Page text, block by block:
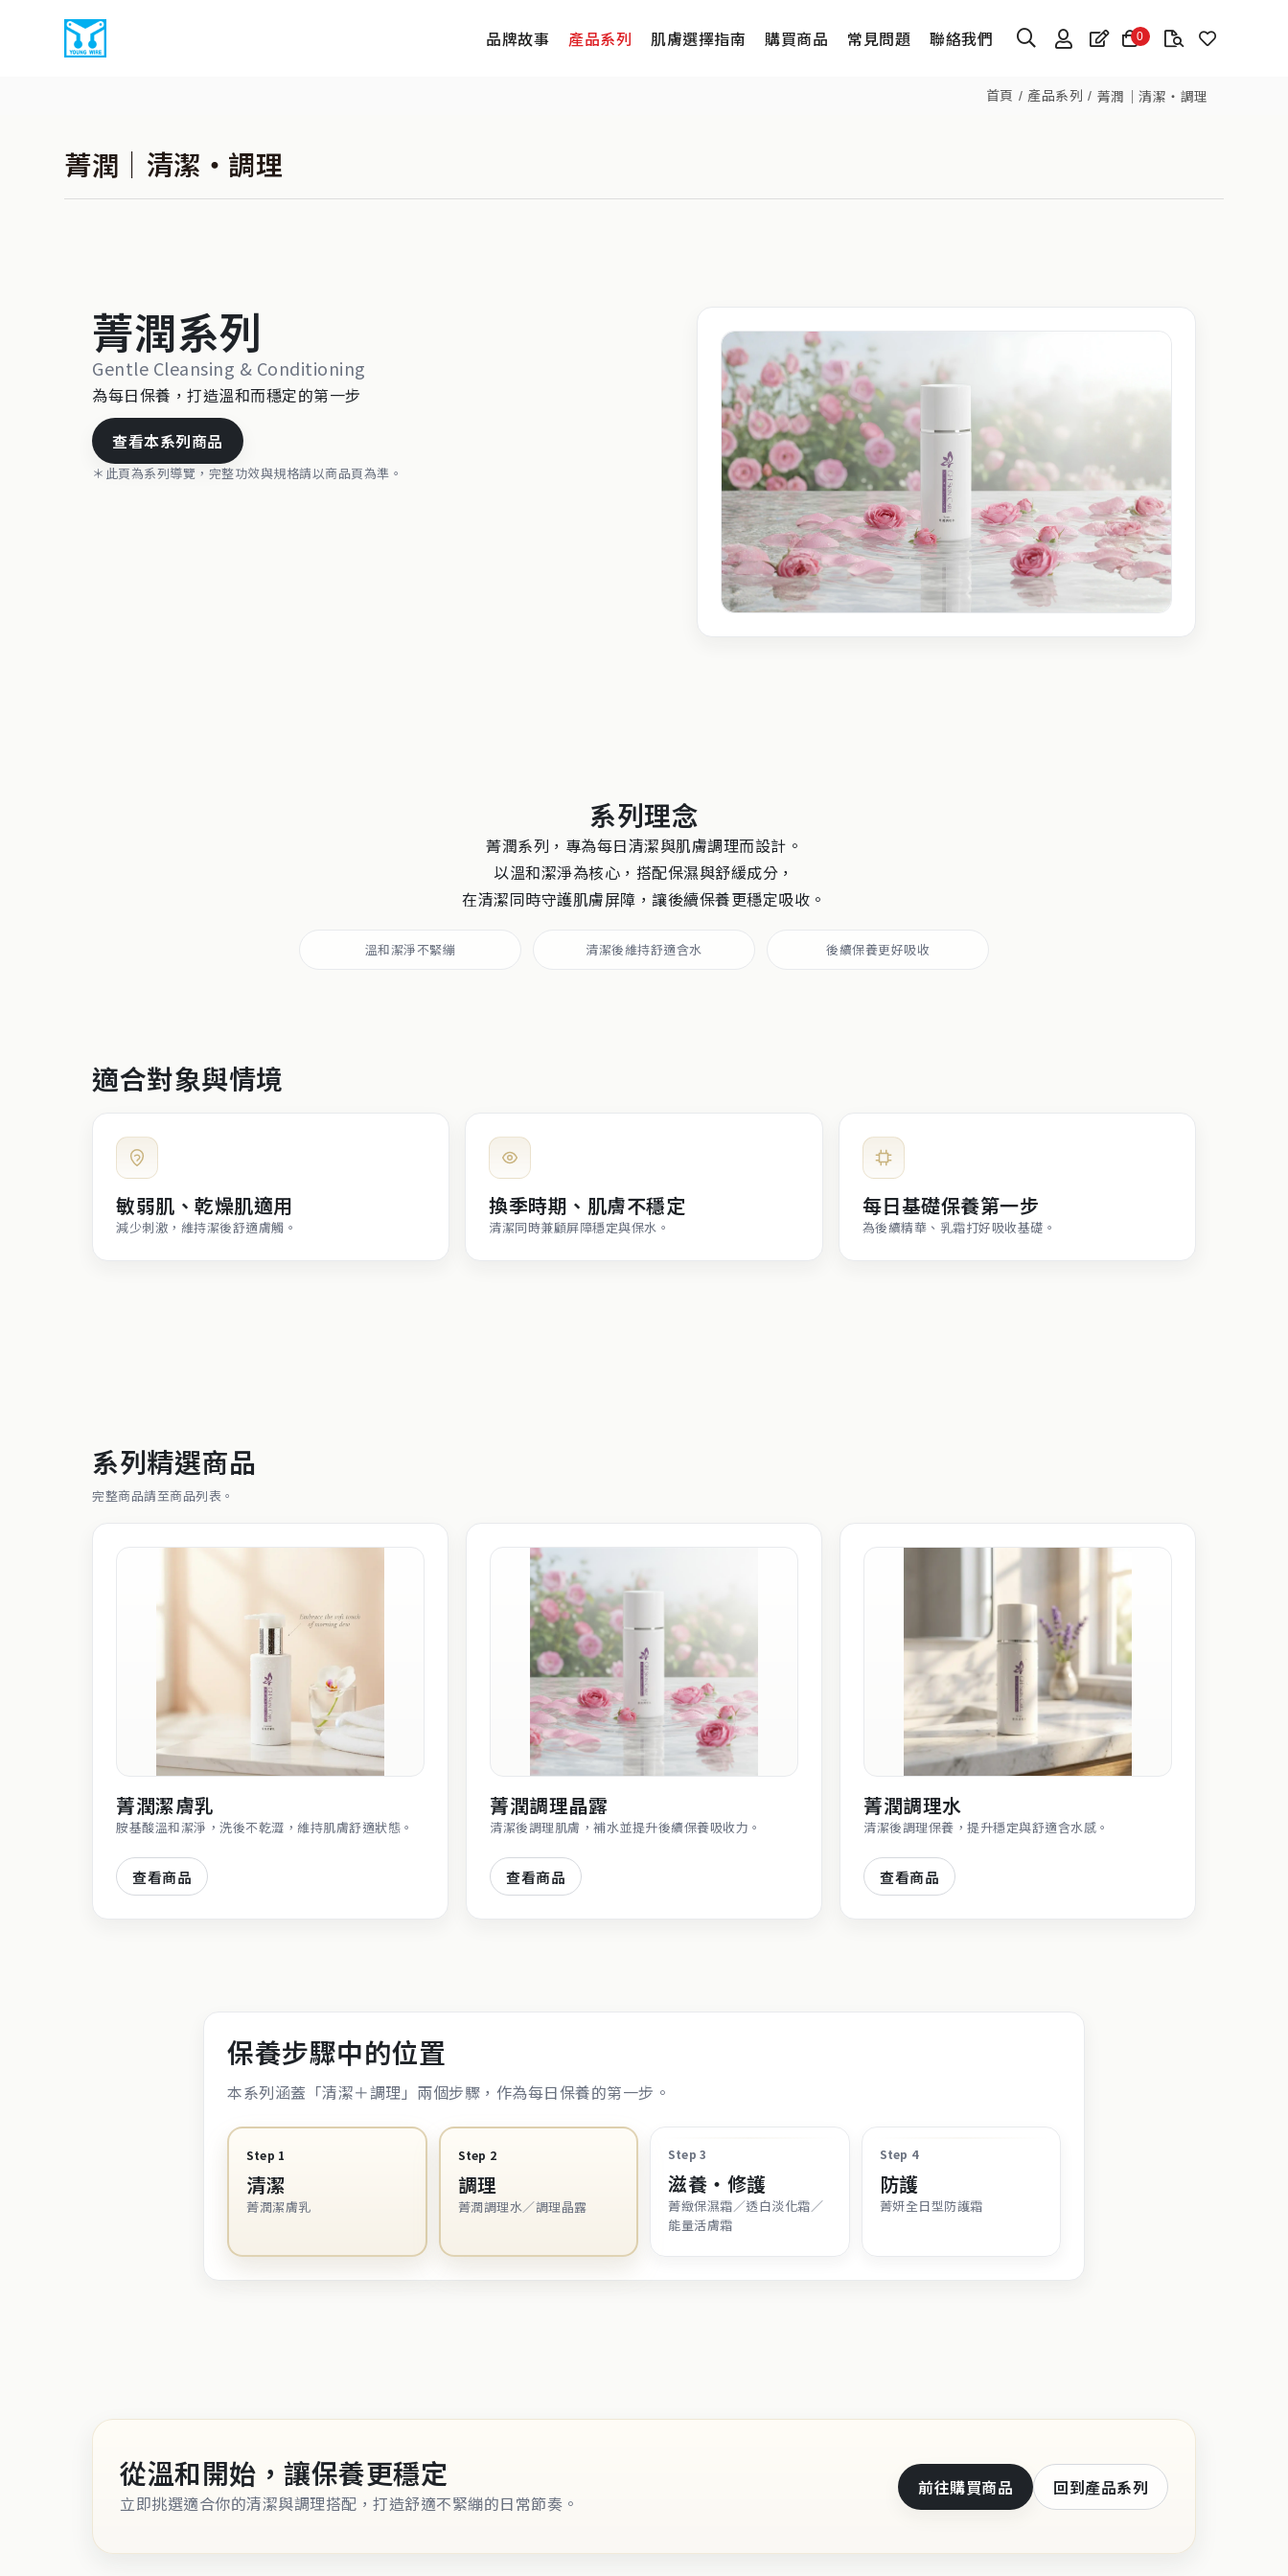
品牌故事 產品系列 肌膚選擇指南 購買商品 常見問題 聯絡我們 0
首頁 產品系列 菁潤｜清潔・調理
菁潤｜清潔・調理
菁潤系列
Gentle Cleansing & Conditioning
為每日保養，打造溫和而穩定的第一步
查看本系列商品
＊此頁為系列導覽，完整功效與規格請以商品頁為準。
系列理念
菁潤系列，專為每日清潔與肌膚調理而設計。
以溫和潔淨為核心，搭配保濕與舒緩成分，
在清潔同時守護肌膚屏障，讓後續保養更穩定吸收。
溫和潔淨不緊繃 清潔後維持舒適含水 後續保養更好吸收
適合對象與情境
敏弱肌、乾燥肌適用
減少刺激，維持潔後舒適膚觸。
換季時期、肌膚不穩定
清潔同時兼顧屏障穩定與保水。
每日基礎保養第一步
為後續精華、乳霜打好吸收基礎。
系列精選商品
完整商品請至商品列表。
菁潤潔膚乳
胺基酸溫和潔淨，洗後不乾澀，維持肌膚舒適狀態。
查看商品
菁潤調理晶露
清潔後調理肌膚，補水並提升後續保養吸收力。
查看商品
菁潤調理水
清潔後調理保養，提升穩定與舒適含水感。
查看商品
保養步驟中的位置
本系列涵蓋「清潔＋調理」兩個步驟，作為每日保養的第一步。
Step 1
清潔
菁潤潔膚乳
Step 2
調理
菁潤調理水／調理晶露
Step 3
滋養・修護
菁緻保濕霜／透白淡化霜／
能量活膚霜
Step 4
防護
菁妍全日型防護霜
從溫和開始，讓保養更穩定
立即挑選適合你的清潔與調理搭配，打造舒適不緊繃的日常節奏。
前往購買商品 回到產品系列